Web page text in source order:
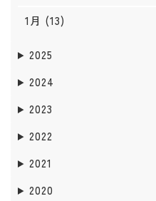
1月 (13)
2025
2024
2023
2022
2021
2020